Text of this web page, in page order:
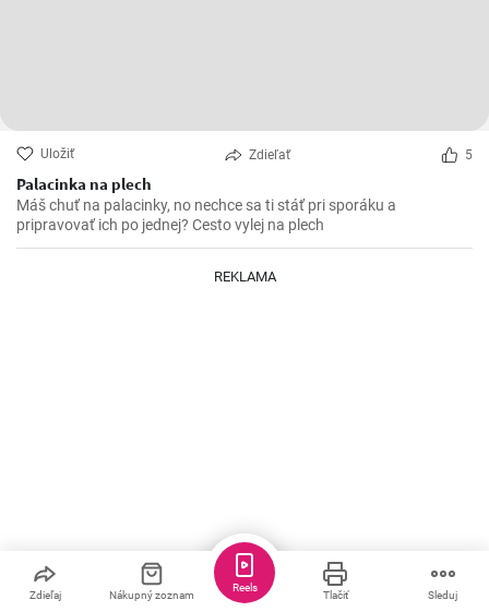
Uložiť Zdieľať 5
Palacinka na plech
Máš chuť na palacinky, no nechce sa ti stáť pri sporáku a
pripravovať ich po jednej? Cesto vylej na plech
REKLAMA
lucia.priedhorska
Zdieľaj Nákupný zoznam Tlačiť Sleduj
Reels